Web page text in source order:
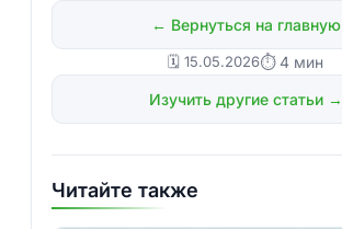
← Вернуться на главную
🗓️ 15.05.2026⏱ 4 мин
Изучить другие статьи →
Читайте также